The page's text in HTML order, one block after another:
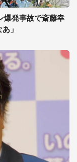
爆発事故で斎藤幸
」